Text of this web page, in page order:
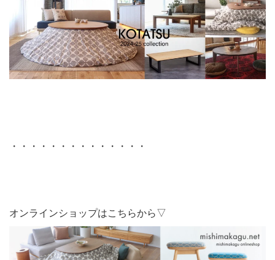
・・・・・・・・・・・・・・
オンラインショップはこちらから▽